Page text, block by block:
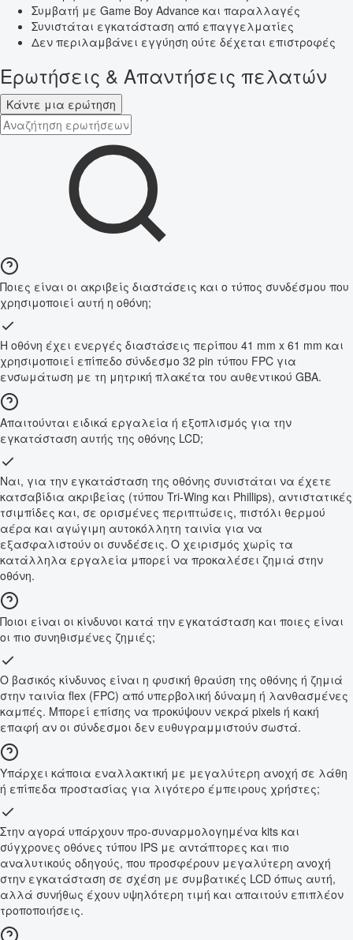
Συμβατή με Game Boy Advance και παραλλαγές
Συνιστάται εγκατάσταση από επαγγελματίες
Δεν περιλαμβάνει εγγύηση ούτε δέχεται επιστροφές
Ερωτήσεις & Απαντήσεις πελατών
Κάντε μια ερώτηση
Ποιες είναι οι ακριβείς διαστάσεις και ο τύπος συνδέσμου που
χρησιμοποιεί αυτή η οθόνη;
Η οθόνη έχει ενεργές διαστάσεις περίπου 41 mm x 61 mm και
χρησιμοποιεί επίπεδο σύνδεσμο 32 pin τύπου FPC για
ενσωμάτωση με τη μητρική πλακέτα του αυθεντικού GBA.
Απαιτούνται ειδικά εργαλεία ή εξοπλισμός για την
εγκατάσταση αυτής της οθόνης LCD;
Ναι, για την εγκατάσταση της οθόνης συνιστάται να έχετε
κατσαβίδια ακριβείας (τύπου Tri-Wing και Phillips), αντιστατικές
τσιμπίδες και, σε ορισμένες περιπτώσεις, πιστόλι θερμού
αέρα και αγώγιμη αυτοκόλλητη ταινία για να
εξασφαλιστούν οι συνδέσεις. Ο χειρισμός χωρίς τα
κατάλληλα εργαλεία μπορεί να προκαλέσει ζημιά στην
οθόνη.
Ποιοι είναι οι κίνδυνοι κατά την εγκατάσταση και ποιες είναι
οι πιο συνηθισμένες ζημιές;
Ο βασικός κίνδυνος είναι η φυσική θραύση της οθόνης ή ζημιά
στην ταινία flex (FPC) από υπερβολική δύναμη ή λανθασμένες
καμπές. Μπορεί επίσης να προκύψουν νεκρά pixels ή κακή
επαφή αν οι σύνδεσμοι δεν ευθυγραμμιστούν σωστά.
Υπάρχει κάποια εναλλακτική με μεγαλύτερη ανοχή σε λάθη
ή επίπεδα προστασίας για λιγότερο έμπειρους χρήστες;
Στην αγορά υπάρχουν προ-συναρμολογημένα kits και
σύγχρονες οθόνες τύπου IPS με αντάπτορες και πιο
αναλυτικούς οδηγούς, που προσφέρουν μεγαλύτερη ανοχή
στην εγκατάσταση σε σχέση με συμβατικές LCD όπως αυτή,
αλλά συνήθως έχουν υψηλότερη τιμή και απαιτούν επιπλέον
τροποποιήσεις.